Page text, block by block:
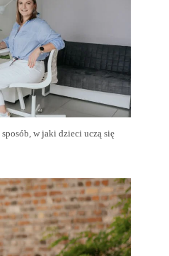
w jaki dzieci uczą się